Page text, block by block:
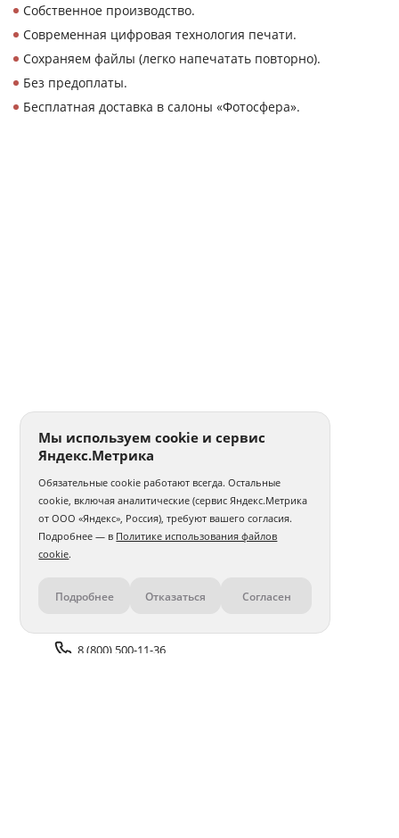
Собственное производство.
Современная цифровая технология печати.
Сохраняем файлы (легко напечатать повторно).
Без предоплаты.
Бесплатная доставка в салоны «Фотосфера».
Контакты
8 (800) 500-11-36
Мы используем cookie и сервис
Яндекс.Метрика
Обязательные cookie работают всегда. Остальные
cookie, включая аналитические (сервис Яндекс.Метрика
от ООО «Яндекс», Россия), требуют вашего согласия.
Подробнее — в Политике использования файлов
cookie.
Подробнее Отказаться Согласен